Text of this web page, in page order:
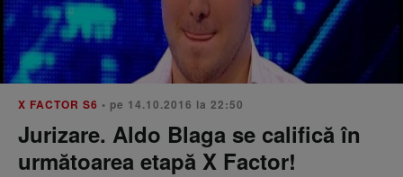
X FACTOR S6 • pe 14.10.2016 la 22:50
Jurizare. Aldo Blaga se califică în
următoarea etapă X Factor!